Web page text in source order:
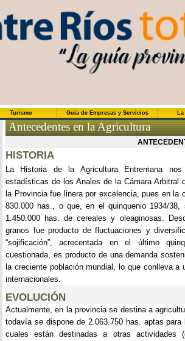
Turismo Guía de Empresas y Servicios
Antecedentes en la Agricultura
HISTORIA
La Historia de la Agricultura Entrerriana
estadísticas de los Anales de la Cámara Arbitral
la Provincia fue linera por excelencia, pues en la
830.000 has., o que, en el quinquenio 1934/38,
1.450.000 has. de cereales y oleaginosas.
granos fue producto de fluctuaciones y
“sojificación”, acrecentada en el último
cuestionada, es producto de una demanda
la creciente población mundial, lo que conlleva
internacionales.
EVOLUCIÓN
Actualmente, en la provincia se destina a
todavía se dispone de 2.063.750 has. aptas
cuales están destinadas a otras actividades